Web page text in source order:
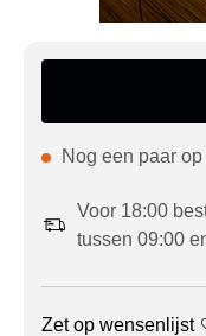
Nog een paar
Voor 18:00
tussen 09:00
Zet op wensenlijst